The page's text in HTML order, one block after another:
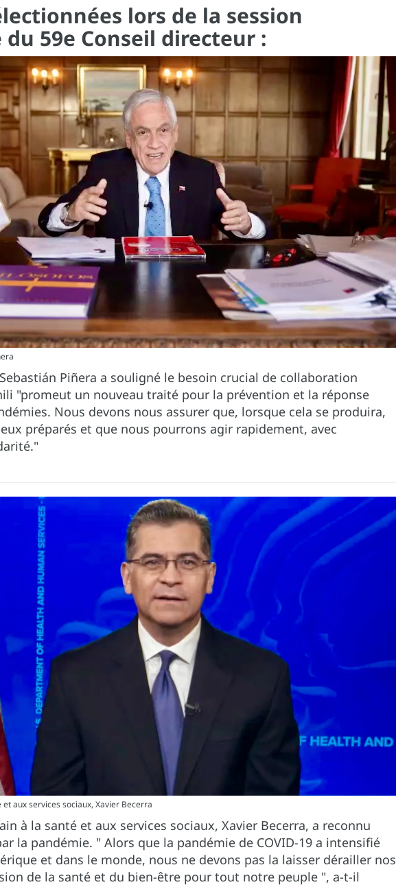
lors de la session
59e Conseil directeur :
Piñera a souligné le besoin crucial de collaboration
"promeut un nouveau traité pour la prévention et la réponse
Nous devons nous assurer que, lorsque cela se produira,
préparés et que nous pourrons agir rapidement, avec
aux services sociaux, Xavier Becerra
à la santé et aux services sociaux, Xavier Becerra, a reconnu
la pandémie. " Alors que la pandémie de COVID-19 a intensifié
et dans le monde, nous ne devons pas la laisser dérailler nos
de la santé et du bien-être pour tout notre peuple ", a-t-il